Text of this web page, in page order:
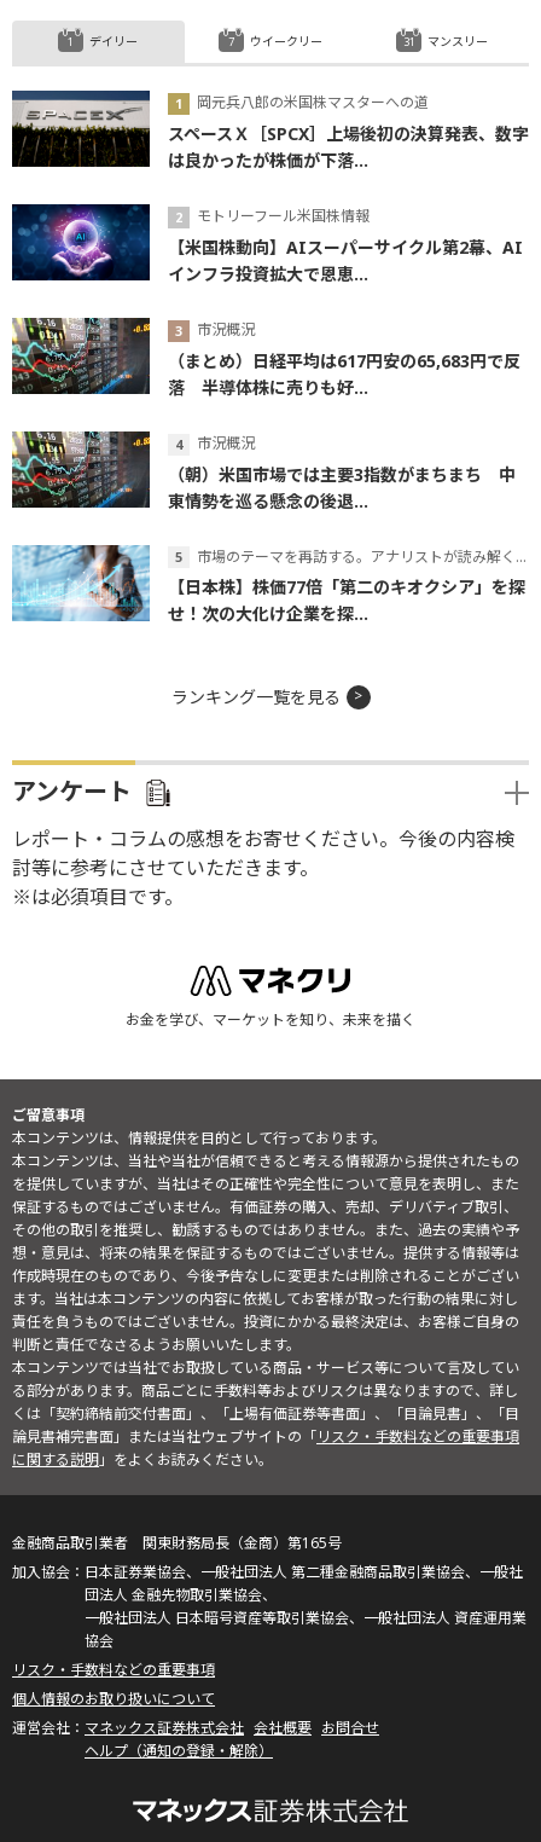
デイリー
岡元兵八郎の米国株マスターへの道
スペースＸ［SPCX］上場後初の決算発表、数字
は良かったが株価が下落...
モトリーフール米国株情報
【米国株動向】AIスーパーサイクル第2幕、AI
インフラ投資拡大で恩恵...
市況概況
（まとめ）日経平均は617円安の65,683円で反
落 半導体株に売りも好...
市況概況
（朝）米国市場では主要3指数がまちまち 中
東情勢を巡る懸念の後退...
市場のテーマを再訪する。アナリストが読み解くテーマの本質
【日本株】株価77倍「第二のキオクシア」を探
せ！次の大化け企業を探...
ウイークリー マンスリー
ランキング一覧を見る
アンケート
レポート・コラムの感想をお寄せください。今後の内容検
討等に参考にさせていただきます。
※は必須項目です。
お金を学び、マーケットを知り、未来を描く
ご留意事項
本コンテンツは、情報提供を目的として行っております。
本コンテンツは、当社や当社が信頼できると考える情報源から提供されたもの
を提供していますが、当社はその正確性や完全性について意見を表明し、また
保証するものではございません。有価証券の購入、売却、デリバティブ取引、
その他の取引を推奨し、勧誘するものではありません。また、過去の実績や予
想・意見は、将来の結果を保証するものではございません。提供する情報等は
作成時現在のものであり、今後予告なしに変更または削除されることがござい
ます。当社は本コンテンツの内容に依拠してお客様が取った行動の結果に対し
責任を負うものではございません。投資にかかる最終決定は、お客様ご自身の
判断と責任でなさるようお願いいたします。
本コンテンツでは当社でお取扱している商品・サービス等について言及してい
る部分があります。商品ごとに手数料等およびリスクは異なりますので、詳し
くは「契約締結前交付書面」、「上場有価証券等書面」、「目論見書」、「目
論見書補完書面」または当社ウェブサイトの「リスク・手数料などの重要事項
に関する説明」をよくお読みください。
金融商品取引業者 関東財務局長（金商）第165号
日本証券業協会、一般社団法人 第二種金融商品取引業協会、一般社
団法人 金融先物取引業協会、
一般社団法人 日本暗号資産等取引業協会、一般社団法人 資産運用業
協会
リスク・手数料などの重要事項
個人情報のお取り扱いについて
マネックス証券株式会社 会社概要 お問合せ
ヘルプ（通知の登録・解除）